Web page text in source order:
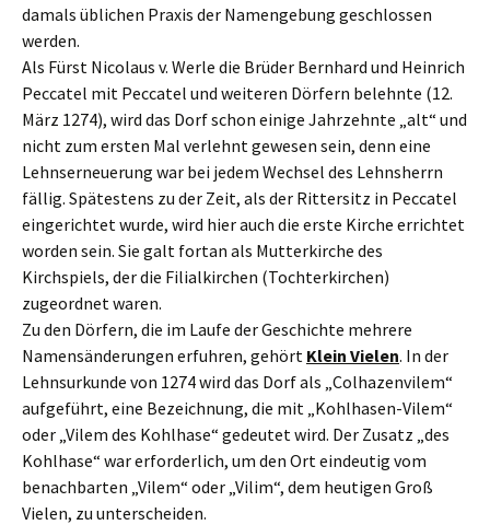
damals üblichen Praxis der Namengebung geschlossen
werden.
Als Fürst Nicolaus v. Werle die Brüder Bernhard und Heinrich
Peccatel mit Peccatel und weiteren Dörfern belehnte (12.
März 1274), wird das Dorf schon einige Jahrzehnte „alt“ und
nicht zum ersten Mal verlehnt gewesen sein, denn eine
Lehnserneuerung war bei jedem Wechsel des Lehnsherrn
fällig. Spätestens zu der Zeit, als der Rittersitz in Peccatel
eingerichtet wurde, wird hier auch die erste Kirche errichtet
worden sein. Sie galt fortan als Mutterkirche des
Kirchspiels, der die Filialkirchen (Tochterkirchen)
zugeordnet waren.
Zu den Dörfern, die im Laufe der Geschichte mehrere
Namensänderungen erfuhren, gehört Klein Vielen. In der
Lehnsurkunde von 1274 wird das Dorf als „Colhazenvilem“
aufgeführt, eine Bezeichnung, die mit „Kohlhasen-Vilem“
oder „Vilem des Kohlhase“ gedeutet wird. Der Zusatz „des
Kohlhase“ war erforderlich, um den Ort eindeutig vom
benachbarten „Vilem“ oder „Vilim“, dem heutigen Groß
Vielen, zu unterscheiden.